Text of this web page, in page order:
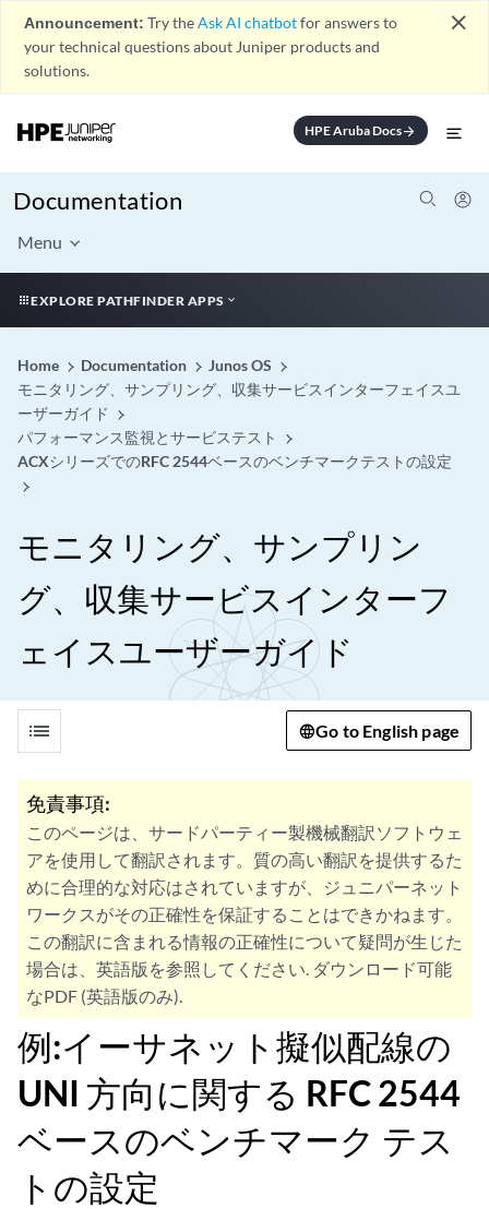
Announcement: Try theAsk AI chatbotfor answers to
your technical questions about Juniper products and
solutions.
close
HPE Aruba Docsarrow_forward
Documentation
Menu
EXPLORE PATHFINDER APPS
Home Documentation
Junos OS
モニタリング、サンプリング、収集サービスインターフェイスユ
ーザーガイド
パフォーマンス監視とサービステスト
ACXシリーズでのRFC 2544ベースのベンチマークテストの設定
モニタリング、サンプリン
グ、収集サービスインターフ
ェイスユーザーガイド
list Go to English page
免責事項:
このページは、サードパーティー製機械翻訳ソフトウェ
アを使用して翻訳されます。質の高い翻訳を提供するた
めに合理的な対応はされていますが、ジュニパーネット
ワークスがその正確性を保証することはできかねます。
この翻訳に含まれる情報の正確性について疑問が生じた
場合は、英語版を参照してください. ダウンロード可能
なPDF (英語版のみ).
例:イーサネット擬似配線の
UNI 方向に関する RFC 2544
ベースのベンチマーク テス
トの設定